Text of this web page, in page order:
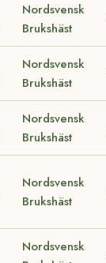
Nordsvensk
Brukshäst
Nordsvensk
Brukshäst
Nordsvensk
Brukshäst
Nordsvensk
Brukshäst
Nordsvensk